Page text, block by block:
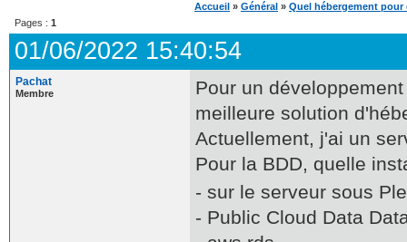
Accueil » Général » Quel hébergement
Pages : 1
01/06/2022 15:40:54
Pachat
Membre
Pour un
meilleure solution
Actuellement, j'ai un
Pour la BDD, quelle
- sur le serveur sous
- Public Cloud Data